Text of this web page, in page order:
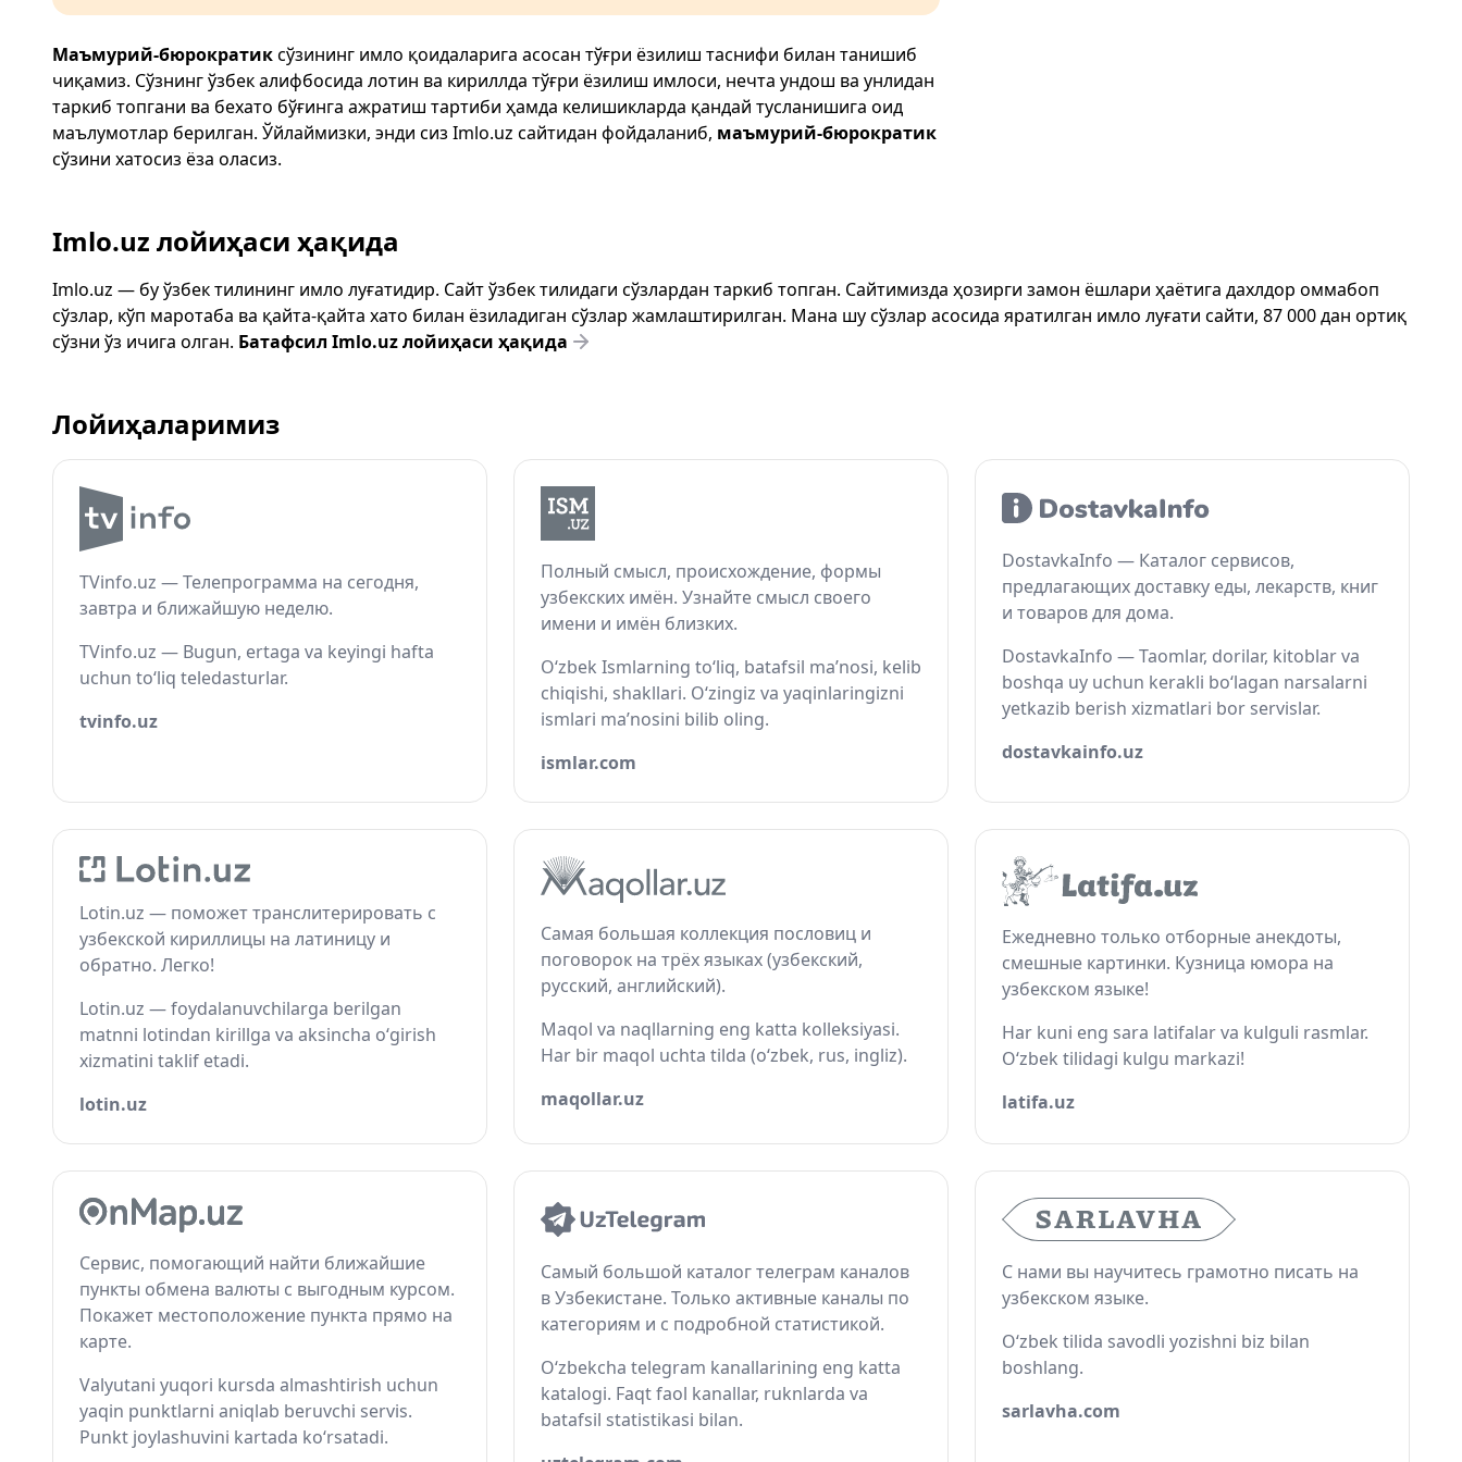
Маъмурий-бюрократиксўзининг имло қоидаларига асосан тўғри ёзилиш таснифи билан танишиб
чиқамиз. Сўзнинг ўзбек алифбосида лотин ва кириллда тўғри ёзилиш имлоси, нечта ундош ва унлидан
таркиб топгани ва бехато бўғинга ажратиш тартиби ҳамда келишикларда қандай тусланишига оид
маълумотлар берилган. Ўйлаймизки, энди сиз Imlo.uz сайтидан фойдаланиб, маъмурий-бюрократик
сўзини хатосиз ёза оласиз.
Imlo.uz лойиҳаси ҳақида
Imlo.uz — бу ўзбек тилининг имло луғатидир. Сайт ўзбек тилидаги сўзлардан таркиб топган. Сайтимизда ҳозирги замон ёшлари ҳаётига дахлдор оммабоп
сўзлар, кўп маротаба ва қайта-қайта хато билан ёзиладиган сўзлар жамлаштирилган. Мана шу сўзлар асосида яратилган имло луғати сайти, 87 000 дан ортиқ
сўзни ўз ичига олган. Батафсил Imlo.uz лойиҳаси ҳақида
Лойиҳаларимиз
TVinfo.uz — Телепрограмма на сегодня,
завтра и ближайшую неделю.
TVinfo.uz — Bugun, ertaga va keyingi hafta
uchun to‘liq teledasturlar.
tvinfo.uz
Полный смысл, происхождение, формы
узбекских имён. Узнайте смысл своего
имени и имён близких.
O‘zbek Ismlarning to‘liq, batafsil ma’nosi, kelib
chiqishi, shakllari. O‘zingiz va yaqinlaringizni
ismlari ma’nosini bilib oling.
ismlar.com
DostavkaInfo — Каталог сервисов,
предлагающих доставку еды, лекарств, книг
и товаров для дома.
DostavkaInfo — Taomlar, dorilar, kitoblar va
boshqa uy uchun kerakli bo‘lagan narsalarni
yetkazib berish xizmatlari bor servislar.
dostavkainfo.uz
Lotin.uz — поможет транслитерировать с
узбекской кириллицы на латиницу и
обратно. Легко!
Lotin.uz — foydalanuvchilarga berilgan
matnni lotindan kirillga va aksincha o‘girish
xizmatini taklif etadi.
lotin.uz
Самая большая коллекция пословиц и
поговорок на трёх языках (узбекский,
русский, английский).
Maqol va naqllarning eng katta kolleksiyasi.
Har bir maqol uchta tilda (o‘zbek, rus, ingliz).
maqollar.uz
Ежедневно только отборные анекдоты,
смешные картинки. Кузница юмора на
узбекском языке!
Har kuni eng sara latifalar va kulguli rasmlar.
O‘zbek tilidagi kulgu markazi!
latifa.uz
Сервис, помогающий найти ближайшие
пункты обмена валюты с выгодным курсом.
Покажет местоположение пункта прямо на
карте.
Valyutani yuqori kursda almashtirish uchun
yaqin punktlarni aniqlab beruvchi servis.
Punkt joylashuvini kartada ko‘rsatadi.
Самый большой каталог телеграм каналов
в Узбекистане. Только активные каналы по
категориям и с подробной статистикой.
O‘zbekcha telegram kanallarining eng katta
katalogi. Faqt faol kanallar, ruknlarda va
batafsil statistikasi bilan.
С нами вы научитесь грамотно писать на
узбекском языке.
O‘zbek tilida savodli yozishni biz bilan
boshlang.
sarlavha.com